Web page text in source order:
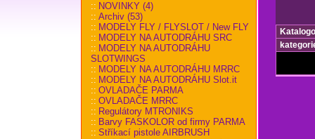
:: NOVINKY (4)
:: Archiv (53)
:: MODELY FLY / FLYSLOT / New FLY
:: MODELY NA AUTODRÁHU SRC
:: MODELY NA AUTODRÁHU
SLOTWINGS
:: MODELY NA AUTODRÁHU MRRC
:: MODELY NA AUTODRÁHU Slot.it
:: OVLADAČE PARMA
:: OVLADAČE MRRC
:: Regulátory MTRONIKS
:: Barvy FASKOLOR od firmy PARMA
:: Stříkací pistole AIRBRUSH